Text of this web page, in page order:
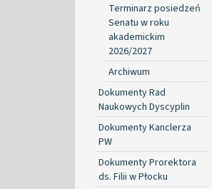
Terminarz posiedzeń
Senatu w roku
akademickim
2026/2027
Archiwum
Dokumenty Rad
Naukowych Dyscyplin
Dokumenty Kanclerza
PW
Dokumenty Prorektora
ds. Filii w Płocku